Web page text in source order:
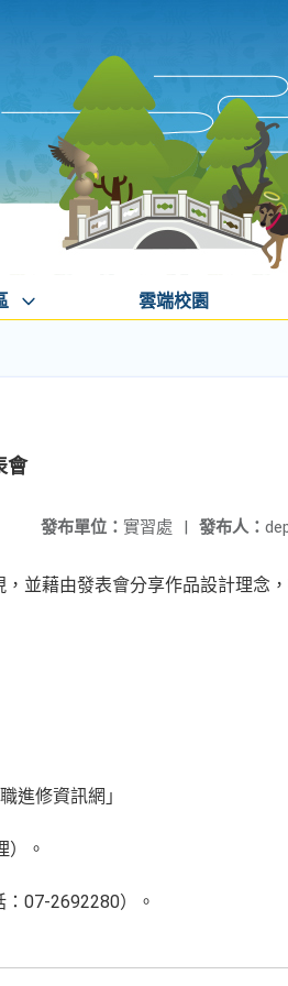
雲端校園
會
發布人：
發布單位： 實習處 |
並藉由發表會分享作品設計理念
進修資訊網」
）。
07-2692280）。